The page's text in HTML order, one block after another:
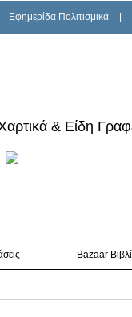
Εφημερίδα Πολιτισμικά
& Είδη
Bazaar